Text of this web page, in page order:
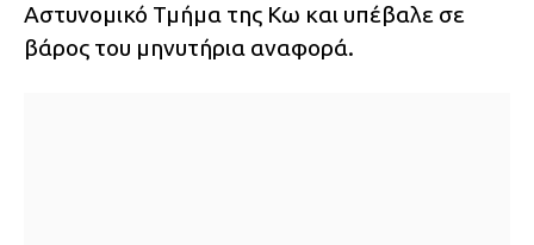
Αστυνομικό Τμήμα της Κω και υπέβαλε σε
βάρος του μηνυτήρια αναφορά.